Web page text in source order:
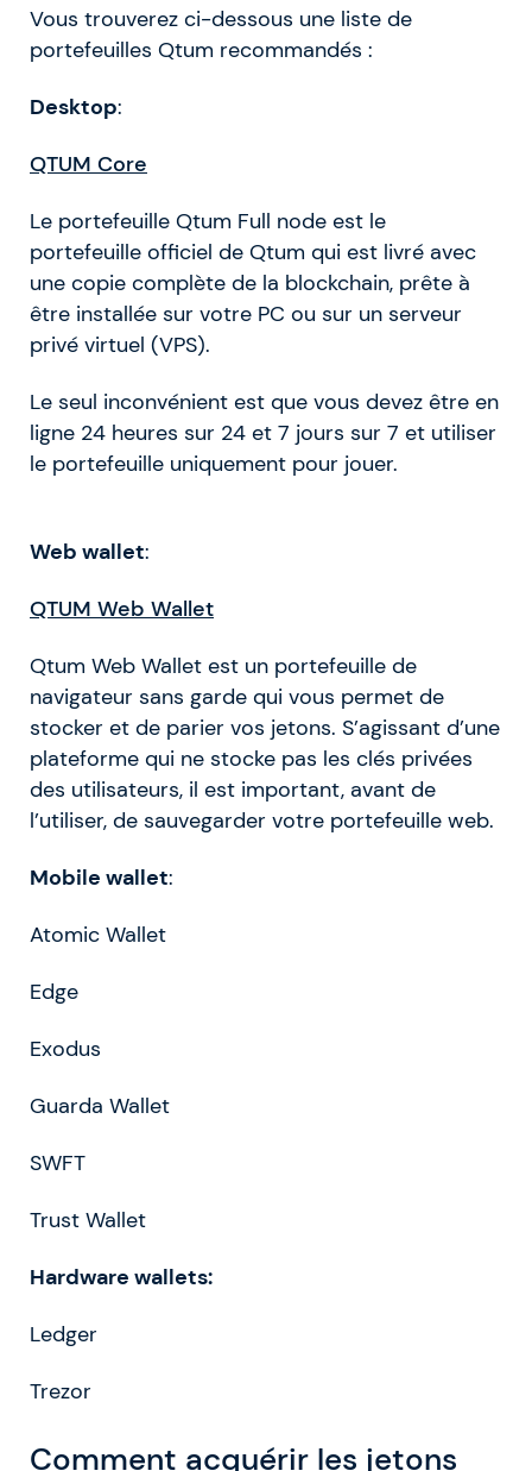
Vous trouverez ci-dessous une liste de
portefeuilles Qtum recommandés :
Desktop:
QTUM Core
Le portefeuille Qtum Full node est le
portefeuille officiel de Qtum qui est livré avec
une copie complète de la blockchain, prête à
être installée sur votre PC ou sur un serveur
privé virtuel (VPS).
Le seul inconvénient est que vous devez être en
ligne 24 heures sur 24 et 7 jours sur 7 et utiliser
le portefeuille uniquement pour jouer.
Web wallet:
QTUM Web Wallet
Qtum Web Wallet est un portefeuille de
navigateur sans garde qui vous permet de
stocker et de parier vos jetons. S’agissant d’une
plateforme qui ne stocke pas les clés privées
des utilisateurs, il est important, avant de
l’utiliser, de sauvegarder votre portefeuille web.
Mobile wallet:
Atomic Wallet
Edge
Exodus
Guarda Wallet
SWFT
Trust Wallet
Hardware wallets:
Ledger
Trezor
Comment acquérir les jetons